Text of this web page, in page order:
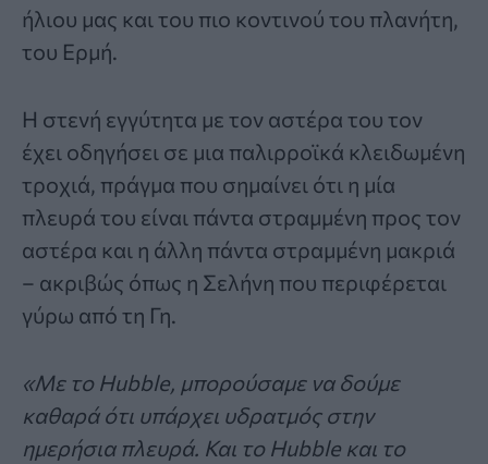
ήλιου μας και του πιο κοντινού του πλανήτη,
του Ερμή.
Η στενή εγγύτητα με τον αστέρα του τον
έχει οδηγήσει σε μια παλιρροϊκά κλειδωμένη
τροχιά, πράγμα που σημαίνει ότι η μία
πλευρά του είναι πάντα στραμμένη προς τον
αστέρα και η άλλη πάντα στραμμένη μακριά
– ακριβώς όπως η Σελήνη που περιφέρεται
γύρω από τη Γη.
«Με το Hubble, μπορούσαμε να δούμε
καθαρά ότι υπάρχει υδρατμός στην
ημερήσια πλευρά. Και το Hubble και το